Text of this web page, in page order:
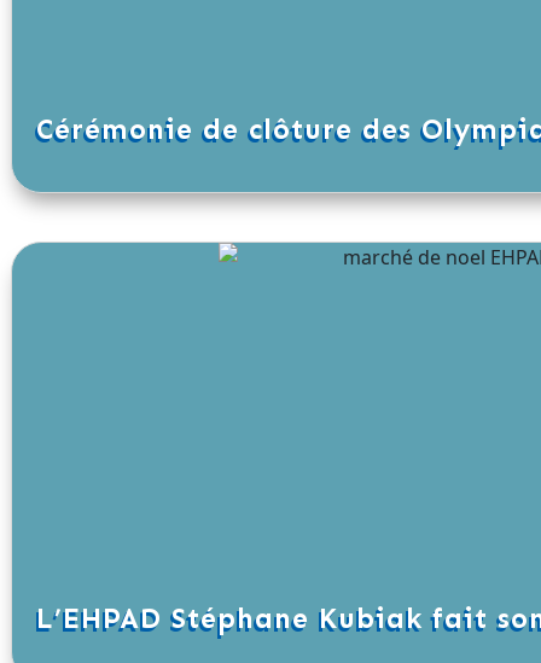
Cérémonie de clôture des
L’EHPAD Stéphane Kubiak fait